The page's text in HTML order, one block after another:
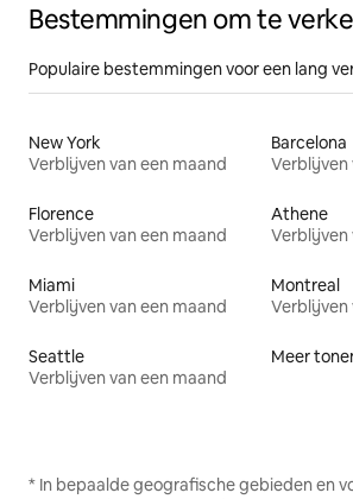
Bestemmingen om te
Populaire bestemmingen voor een lang
New York
Verblijven van een maand
Barcelona
Verblijven
Florence
Verblijven van een maand
Athene
Verblijven
Miami
Verblijven van een maand
Montreal
Verblijven
Seattle
Verblijven van een maand
Meer
* In bepaalde geografische gebieden en